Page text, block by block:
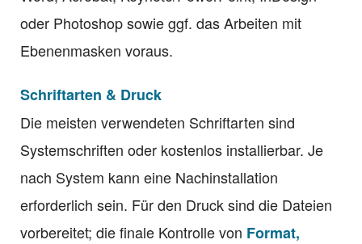
oder Photoshop sowie ggf. das Arbeiten mit
Ebenenmasken voraus.
Schriftarten & Druck
Die meisten verwendeten Schriftarten sind
Systemschriften oder kostenlos installierbar. Je
nach System kann eine Nachinstallation
erforderlich sein. Für den Druck sind die Dateien
vorbereitet; die finale Kontrolle von Format,